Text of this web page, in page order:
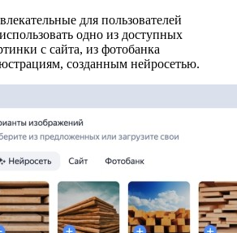
для пользователей
одно из доступных
с сайта, из фотобанка
созданным нейросетью.